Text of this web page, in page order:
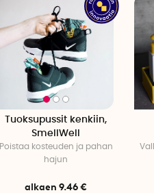
Tuoksupussit kenkiin,
SmellWell
Poistaa kosteuden ja pahan
hajun
alkaen 9.46 €